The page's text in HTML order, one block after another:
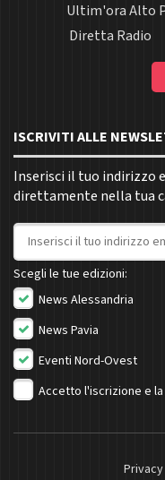
Ultim'ora Alto
Diretta Radio
ISCRIVITI ALLE
Inserisci il tuo indirizzo
direttamente nella tua
Indirizzo email
Scegli le tue edizioni:
News Alessandria
News Pavia
Eventi Nord-Ovest
Accetto l'iscrizione e la